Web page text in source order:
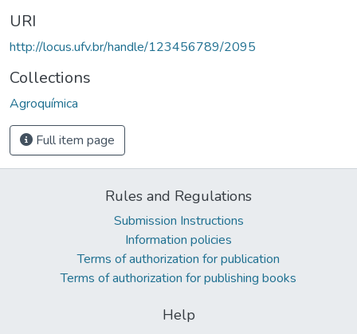
URI
http://locus.ufv.br/handle/123456789/2095
Collections
Agroquímica
Full item page
Rules and Regulations
Submission Instructions
Information policies
Terms of authorization for publication
Terms of authorization for publishing books
Help